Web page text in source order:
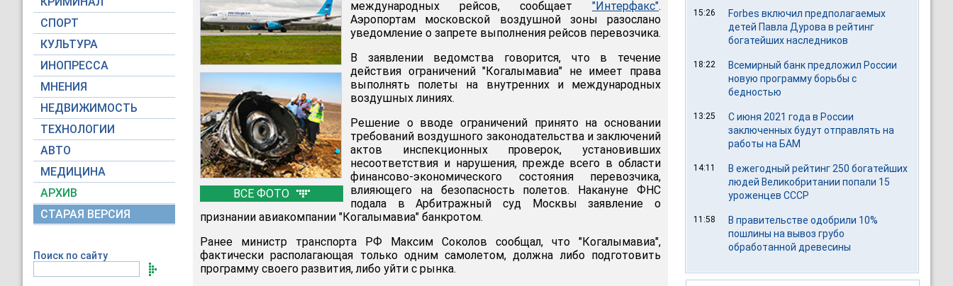
СПОРТ
КУЛЬТУРА
ИНОПРЕССА
МНЕНИЯ
НЕДВИЖИМОСТЬ
ТЕХНОЛОГИИ
АВТО
МЕДИЦИНА
АРХИВ
СТАРАЯ ВЕРСИЯ
Поиск по сайту
ВСЕ ФОТО
международных рейсов, сообщает "Интерфакс".
Аэропортам московской воздушной зоны разослано
уведомление о запрете выполнения рейсов перевозчика.
В заявлении ведомства говорится, что в течение
действия ограничений "Когалымавиа" не имеет права
выполнять полеты на внутренних и международных
воздушных линиях.
Решение о вводе ограничений принято на основании
требований воздушного законодательства и заключений
актов инспекционных проверок, установивших
несоответствия и нарушения, прежде всего в области
финансово-экономического состояния перевозчика,
влияющего на безопасность полетов. Накануне ФНС
подала в Арбитражный суд Москвы заявление о
признании авиакомпании "Когалымавиа" банкротом.
Ранее министр транспорта РФ Максим Соколов сообщал, что "Когалымавиа",
фактически располагающая только одним самолетом, должна либо подготовить
программу своего развития, либо уйти с рынка.
15:26
Forbes включил предполагаемых
детей Павла Дурова в рейтинг
богатейших наследников
18:22
Всемирный банк предложил России
новую программу борьбы с
бедностью
13:25
С июня 2021 года в России
заключенных будут отправлять на
работы на БАМ
14:11
В ежегодный рейтинг 250 богатейших
людей Великобритании попали 15
уроженцев СССР
11:58
В правительстве одобрили 10%
пошлины на вывоз грубо
обработанной древесины